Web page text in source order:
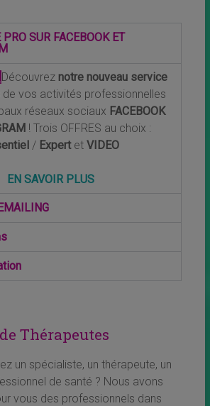
SUR FACEBOOK ET
Découvrez notre nouveau service
de vos activités professionnelles
réseaux sociaux FACEBOOK
! Trois OFFRES au choix :
/ Expert etVIDEO
EN SAVOIR PLUS
Thérapeutes
un spécialiste, un thérapeute, un
de santé ? Nous avons
vous des professionnels dans